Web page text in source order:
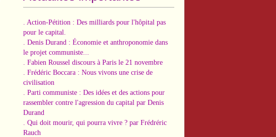
. Action-Pétition : Des milliards pour l'hôpital pas
pour le capital.
. Denis Durand : Économie et anthroponomie dans
le projet communiste...
. Fabien Roussel discours à Paris le 21 novembre
. Frédéric Boccara : Nous vivons une crise de
civilisation
. Parti communiste : Des idées et des actions pour
rassembler contre l'agression du capital par Denis
Durand
. Qui doit mourir, qui pourra vivre ? par Frédréric
Rauch